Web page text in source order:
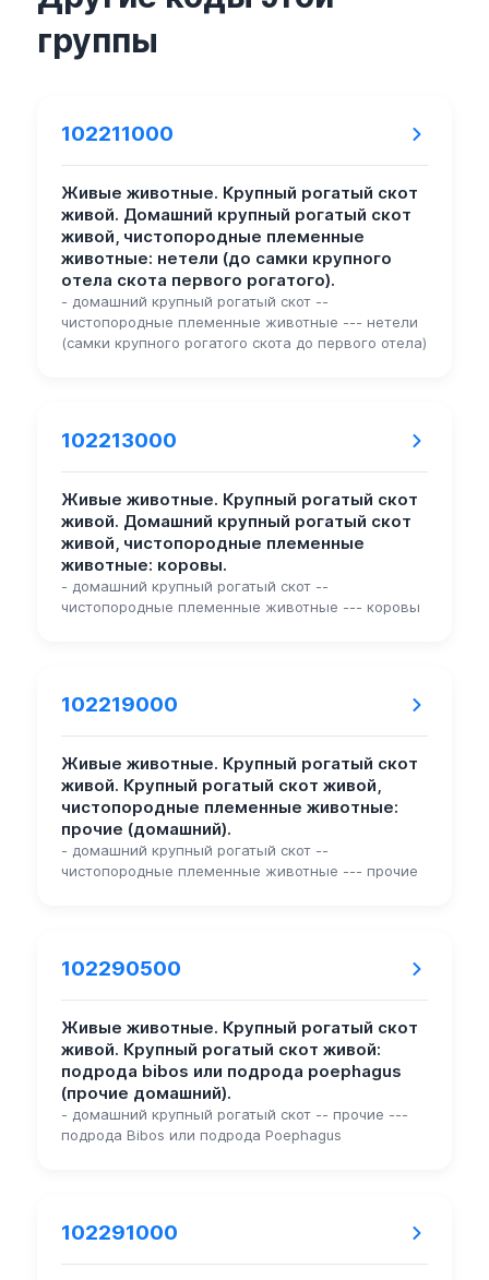
группы
102211000
Живые животные. Крупный рогатый скот
живой. Домашний крупный рогатый скот
живой, чистопородные племенные
животные: нетели (до самки крупного
отела скота первого рогатого).
- домашний крупный рогатый скот --
чистопородные племенные животные --- нетели
(самки крупного рогатого скота до первого отела)
102213000
Живые животные. Крупный рогатый скот
живой. Домашний крупный рогатый скот
живой, чистопородные племенные
животные: коровы.
- домашний крупный рогатый скот --
чистопородные племенные животные --- коровы
102219000
Живые животные. Крупный рогатый скот
живой. Крупный рогатый скот живой,
чистопородные племенные животные:
прочие (домашний).
- домашний крупный рогатый скот --
чистопородные племенные животные --- прочие
102290500
Живые животные. Крупный рогатый скот
живой. Крупный рогатый скот живой:
подрода bibos или подрода poephagus
(прочие домашний).
- домашний крупный рогатый скот -- прочие ---
подрода Bibos или подрода Poephagus
102291000